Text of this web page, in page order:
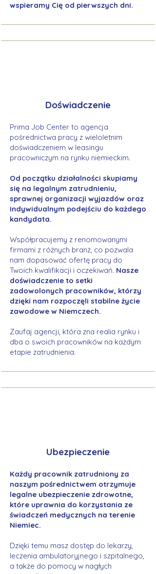
wspieramy Cię od pierwszych dni.
Doświadczenie
Prima Job Center to agencja
pośrednictwa pracy z wieloletnim
doświadczeniem w leasingu
pracowniczym na rynku niemieckim.
Od początku działalności skupiamy
się na legalnym zatrudnieniu,
sprawnej organizacji wyjazdów oraz
indywidualnym podejściu do każdego
kandydata.
Współpracujemy z renomowanymi
firmami z różnych branż, co pozwala
nam dopasować ofertę pracy do
Twoich kwalifikacji i oczekiwań. Nasze
doświadczenie to setki
zadowolonych pracowników, którzy
dzięki nam rozpoczęli stabilne życie
zawodowe w Niemczech.
Zaufaj agencji, która zna realia rynku i
dba o swoich pracowników na każdym
etapie zatrudnienia.
Ubezpieczenie
Każdy pracownik zatrudniony za
naszym pośrednictwem otrzymuje
legalne ubezpieczenie zdrowotne,
które uprawnia do korzystania ze
świadczeń medycznych na terenie
Niemiec.
Dzięki temu masz dostęp do lekarzy,
leczenia ambulatoryjnego i szpitalnego,
a także do pomocy w nagłych